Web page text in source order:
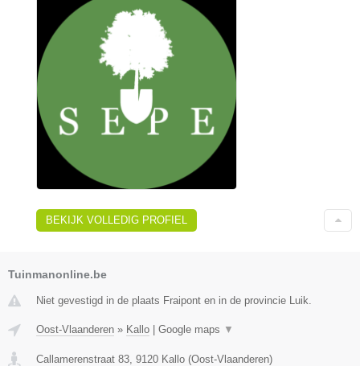
BEKIJK VOLLEDIG PROFIEL
Tuinmanonline.be
Niet gevestigd in de plaats Fraipont en in de provincie Luik.
Oost-Vlaanderen » Kallo Google maps ▼
Callamerenstraat 83 9120 Kallo (Oost-Vlaanderen)